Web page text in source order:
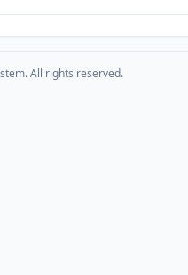
All rights reserved.